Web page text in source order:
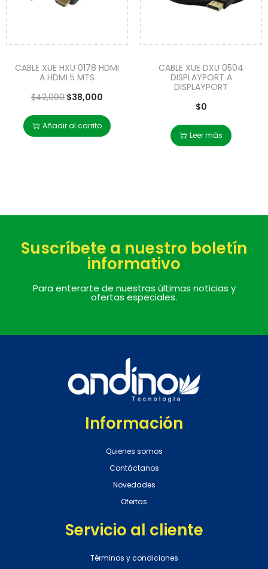
CABLE XUE HXU 0178 HDMI
A HDMI 5 MTS
$42,000 $38,000
Añadir al carrito
CABLE XUE DXU 0504
DISPLAYPORT A
DISPLAYPORT
$0
Leer más
Suscríbete a nuestro boletín
informativo
Para enterarte de nuestras últimas noticias y
ofertas especiales.
Información
Quienes somos
Contáctanos
Novedades
Ofertas
Servicio al cliente
Términos y condiciones